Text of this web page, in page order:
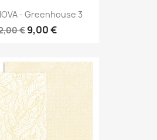
- Greenhouse 3
€ 9,00 €